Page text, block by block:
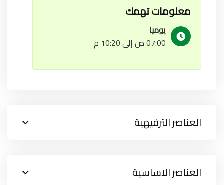
معلومات تهمك
يوميا
07:00 ص إلى 10:20 م
العناصر الترفيهية
العناصر الاساسية